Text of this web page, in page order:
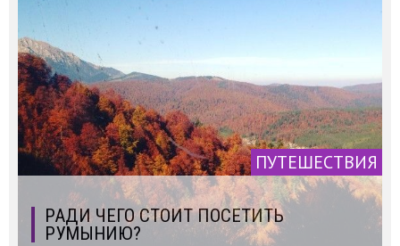
ПУТЕШЕСТВИЯ
РАДИ ЧЕГО СТОИТ ПОСЕТИТЬ
РУМЫНИЮ?